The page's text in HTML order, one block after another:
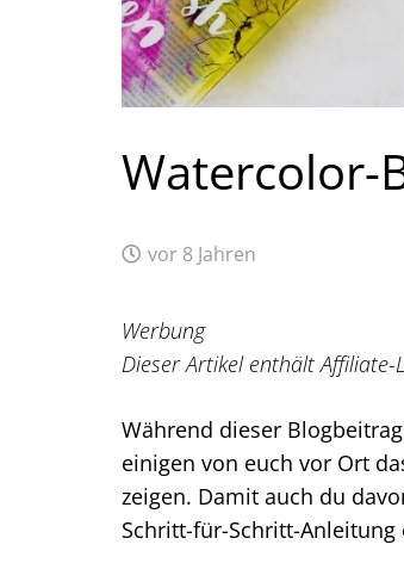
Watercolor-
vor 8 Jahren
Werbung
Dieser Artikel enthält Affiliate-
Während dieser
einigen von euch vor Ort
zeigen. Damit auch du
Schritt-für-Schritt-